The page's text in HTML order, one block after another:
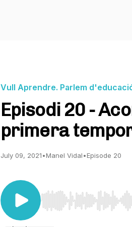
Vull Aprendre. Parlem
Episodi 20 -
primera
July 09, 2021•Manel Vidal•Episode 20
Use Left/Right to seek,